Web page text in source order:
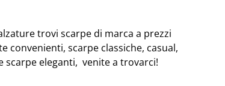
trovi scarpe di marca a prezzi
convenienti, scarpe classiche, casual,
scarpe eleganti, venite a trovarci!